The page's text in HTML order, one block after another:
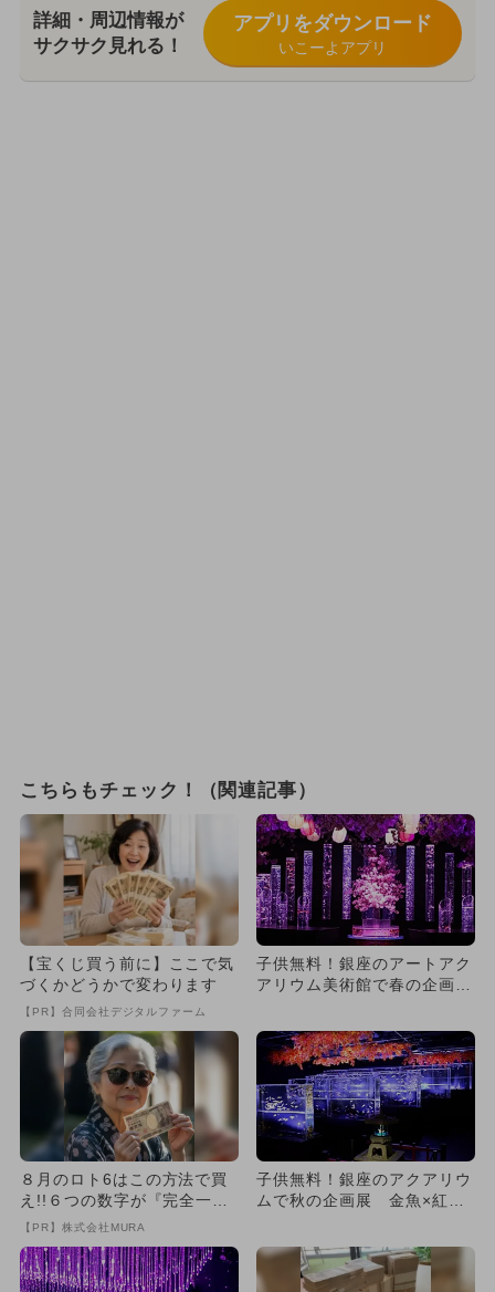
詳細・周辺情報が
サクサク見れる！
アプリをダウンロード
いこーよアプリ
こちらもチェック！（関連記事）
【宝くじ買う前に】ここで気
づくかどうかで変わります
【PR】合同会社デジタルファーム
子供無料！銀座のアートアク
アリウム美術館で春の企画
８月のロト6はこの方法で買
え!!６つの数字が『完全一
致』する方法
【PR】株式会社MURA
子供無料！銀座のアクアリウ
ムで秋の企画展 金魚×紅葉